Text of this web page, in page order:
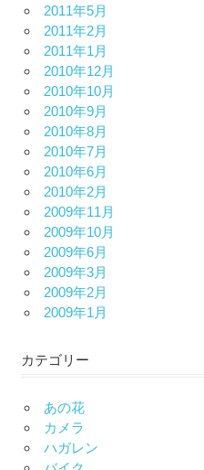
2011年5月
2011年2月
2011年1月
2010年12月
2010年10月
2010年9月
2010年8月
2010年7月
2010年6月
2010年2月
2009年11月
2009年10月
2009年6月
2009年3月
2009年2月
2009年1月
カテゴリー
あの花
カメラ
ハガレン